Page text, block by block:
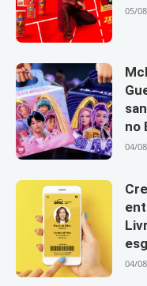
05/
no
04/
04/